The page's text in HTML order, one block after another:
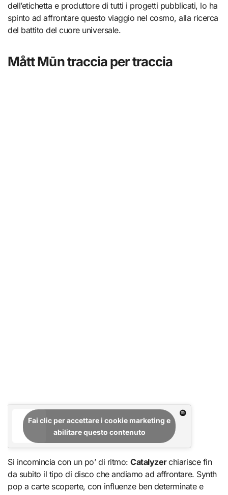
dell’etichetta e produttore di tutti i progetti pubblicati, lo ha
spinto ad affrontare questo viaggio nel cosmo, alla ricerca
del battito del cuore universale.
Mått Mūn traccia per traccia
Fai clic per accettare i cookie marketing e
abilitare questo contenuto
Si incomincia con un po’ di ritmo:Catalyzerchiarisce fin
da subito il tipo di disco che andiamo ad affrontare. Synth
pop a carte scoperte, con influenze ben determinate e